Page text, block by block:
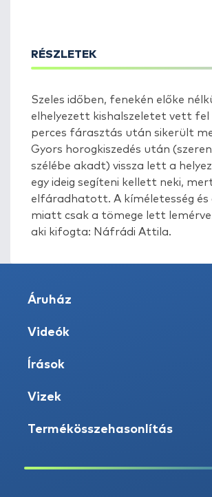
RÉSZLETEK
Szeles időben, fenekén előke
elhelyezett kishalszeletet vett fel
perces fárasztás után sikerült
Gyors horogkiszedés után
szélébe akadt) vissza lett a
egy ideig segíteni kellett neki,
elfáradhatott. A kíméletesség és
miatt csak a tömege lett
aki kifogta: Náfrádi Attila.
Áruház
Videók
Írások
Vizek
Termékösszehasonlítás